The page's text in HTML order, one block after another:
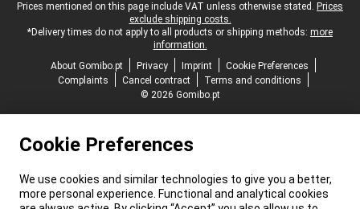
Legal footer
Prices mentioned on this page include VAT unless otherwise stated. Prices
exclude shipping costs.
*Delivery times do not apply to all products or shipping methods: more
information.
About Gomibo.pt
Privacy Imprint
Cookie Preferences
Complaints
Cancel contract
Terms and conditions
© 2026 Gomibo.pt
Cookie Preferences
We use cookies and similar technologies to give you a better,
more personal experience. Functional and analytical cookies